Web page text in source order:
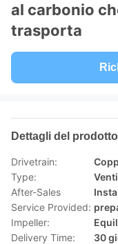
al carbonio
trasporta
Dettagli del prodotto
Drivetrain:
Type:
After-Sales
Service Provided:
Impeller:
Delivery Time:
30